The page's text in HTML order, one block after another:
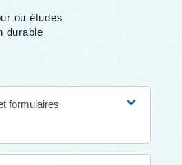
ou études
durable
formulaires